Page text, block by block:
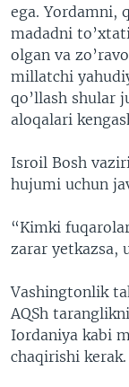
ega. Yordamni,
madadni
olgan va
millatchi
qo’llash shular
aloqalari
Isroil Bosh
hujumi uchun
“Kimki
zarar yetkazsa,
Vashingtonlik
AQSh
Iordaniya kabi
chaqirishi kerak.